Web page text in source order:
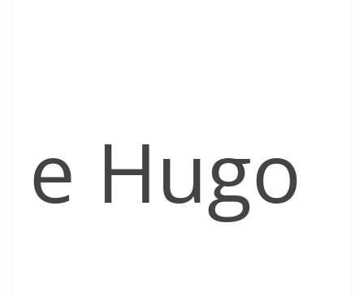
e Hugo